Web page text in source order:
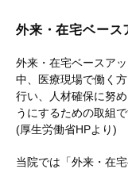
外来・在宅ベー
外来・在宅ベースア
中、医療現場で働く
行い、人材確保に努
うにするための取組で
(厚生労働省HPより)
当院では「外来・在